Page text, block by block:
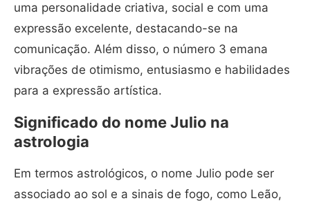
uma personalidade criativa, social e com uma
expressão excelente, destacando-se na
comunicação. Além disso, o número 3 emana
vibrações de otimismo, entusiasmo e habilidades
para a expressão artística.
Significado do nome Julio na
astrologia
Em termos astrológicos, o nome Julio pode ser
associado ao sol e a sinais de fogo, como Leão,